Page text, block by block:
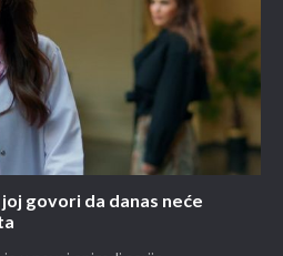
govori da danas neće